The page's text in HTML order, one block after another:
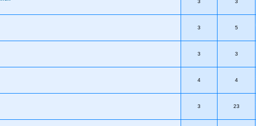
3 3
3 5
3 3
4 4
3 23